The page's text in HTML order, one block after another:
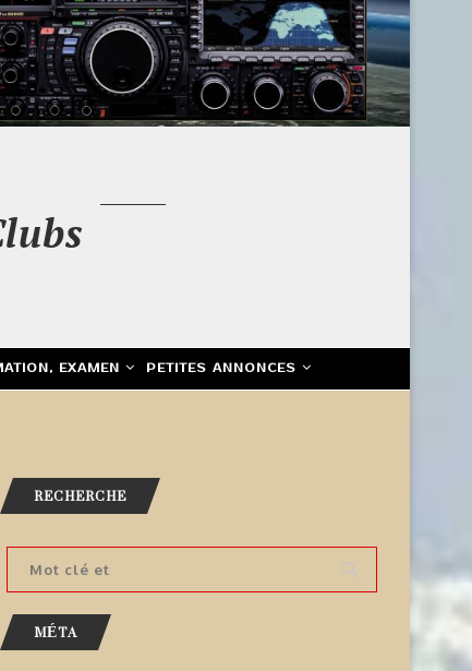
EXAMEN PETITES ANNONCES
RECHERCHE
MÉTA